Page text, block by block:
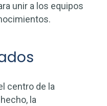
unir a los equipos
centro de la
la